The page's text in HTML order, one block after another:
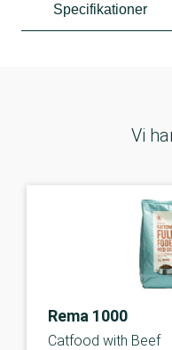
Specifikationer
Vi
Rema 1000
Catfood with Beef